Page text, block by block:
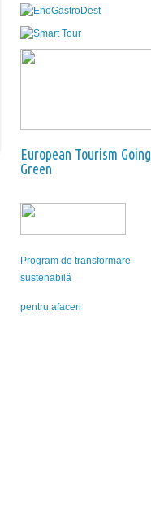
European Tourism Going
Green
Program de transformare
sustenabilă
pentru afaceri